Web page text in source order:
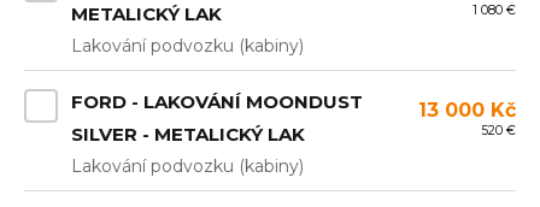
METALICKÝ LAK 1 080 €
Lakování podvozku (kabiny)
FORD - LAKOVÁNÍ MOONDUST
SILVER - METALICKÝ LAK
13 000 Kč
520 €
Lakování podvozku (kabiny)